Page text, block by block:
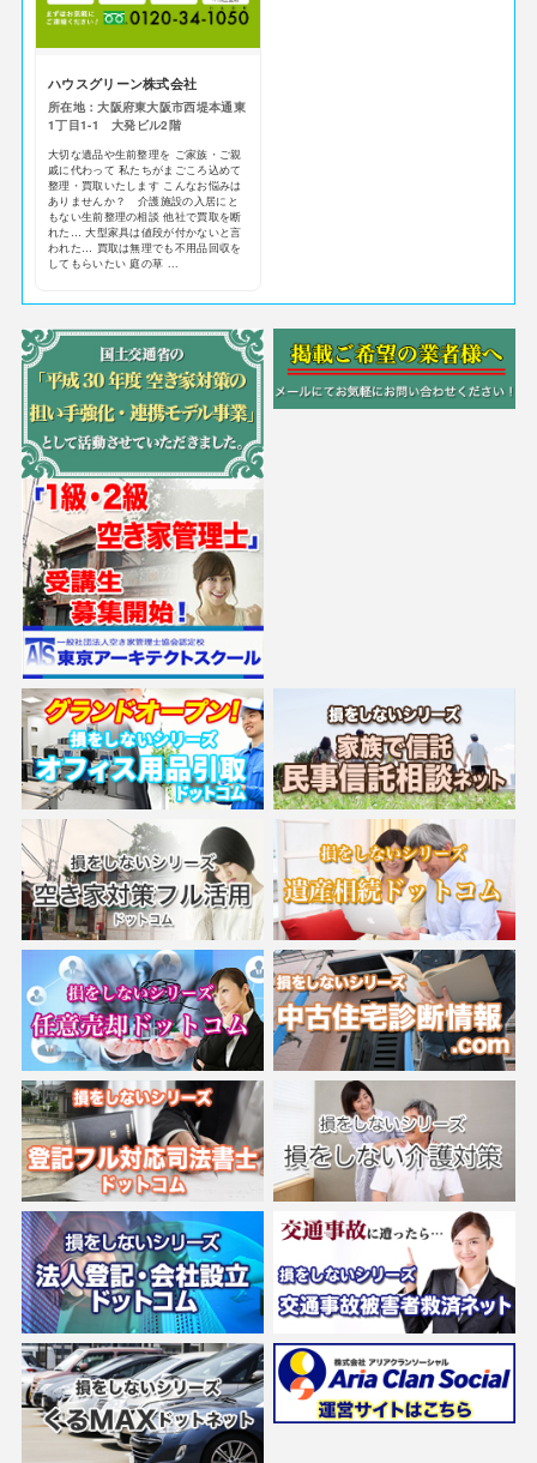
ハウスグリーン株式会社
所在地：大阪府東大阪市西堤本通東
1丁目1-1 大発ビル2階
大切な遺品や生前整理を ご家族・ご親
戚に代わって 私たちがまごころ込めて
整理・買取いたします こんなお悩みは
ありませんか？ 介護施設の入居にと
もない生前整理の相談 他社で買取を断
れた… 大型家具は値段が付かないと言
われた… 買取は無理でも不用品回収を
してもらいたい 庭の草 ...